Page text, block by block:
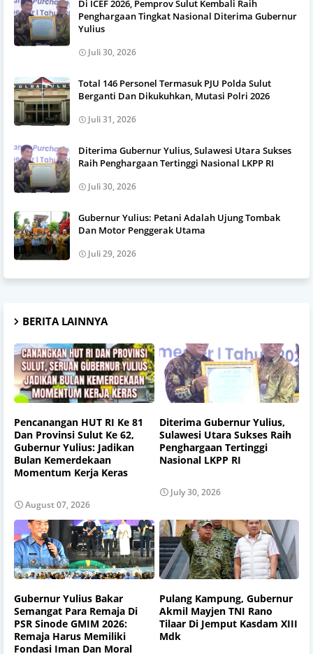
Di ICEF 2026, Pemprov Sulut Kembali Raih
Penghargaan Tingkat Nasional Diterima Gubernur
Yulius
Juli 30, 2026
Total 146 Personel Termasuk PJU Polda Sulut
Berganti Dan Dikukuhkan, Mutasi Polri 2026
Juli 31, 2026
Diterima Gubernur Yulius, Sulawesi Utara Sukses
Raih Penghargaan Tertinggi Nasional LKPP RI
Juli 30, 2026
Gubernur Yulius: Petani Adalah Ujung Tombak
Dan Motor Penggerak Utama
Juli 29, 2026
BERITA LAINNYA
Pencanangan HUT RI Ke 81
Dan Provinsi Sulut Ke 62,
Gubernur Yulius: Jadikan
Bulan Kemerdekaan
Momentum Kerja Keras
August 07, 2026
Diterima Gubernur Yulius,
Sulawesi Utara Sukses Raih
Penghargaan Tertinggi
Nasional LKPP RI
July 30, 2026
Gubernur Yulius Bakar
Semangat Para Remaja Di
PSR Sinode GMIM 2026:
Remaja Harus Memiliki
Fondasi Iman Dan Moral
Pulang Kampung, Gubernur
Akmil Mayjen TNI Rano
Tilaar Di Jemput Kasdam XIII
Mdk